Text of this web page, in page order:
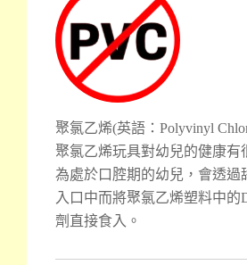
聚氯乙烯(英語：Polyvinyl
聚氯乙烯玩具對幼兒的健康有
為處於口腔期的幼兒，會透過
入口中而將聚氯乙烯塑料中的
劑直接食入。